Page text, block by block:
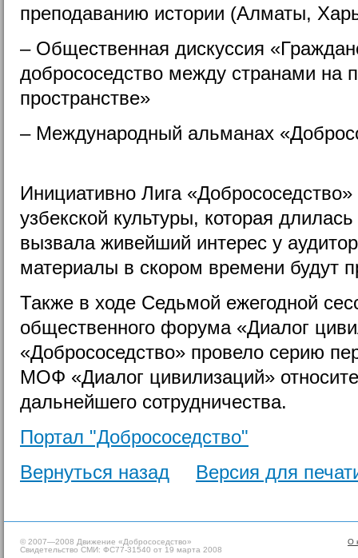
преподаванию истории (Алматы,
– Общественная дискуссия
добрососедство между странами на
пространстве»
– Международный альманах
Инициативно Лига
узбекской культуры, которая
вызвала живейший интерес у
материалы в скором времени будут
Также в ходе Седьмой ежегодной
общественного форума «Диалог
«Добрососедство» провело серию
МОФ «Диалог цивилизаций»
дальнейшего сотрудничества.
Портал "Добрососедство"
Вернуться назад
Версия для
О
© 2007—2008 Движение «Добрососедство»
Свидетельство СМИ: ФС77-31540 от 19 марта 2008